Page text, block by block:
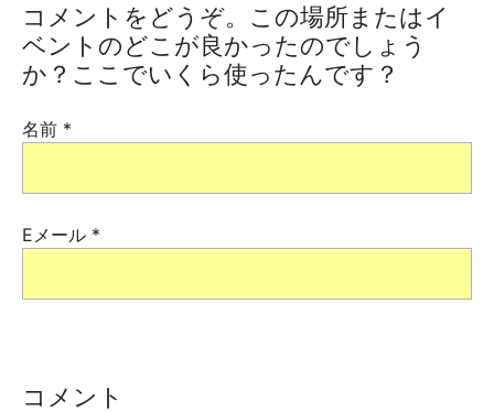
コメントをどうぞ。この場所またはイ
ベントのどこが良かったのでしょう
か？ここでいくら使ったんです？
名前 *
Eメール *
コメント